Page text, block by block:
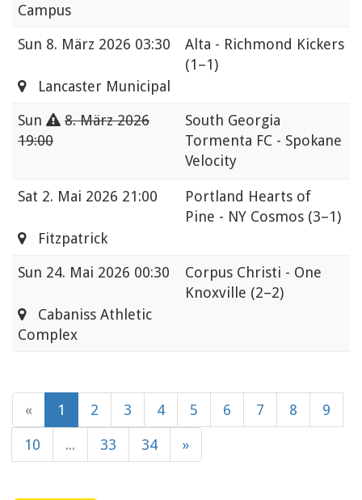
Campus
Sun 8. März 2026 03:30
Alta - Richmond Kickers
(1–1)
Lancaster Municipal
Sun
8. März 2026
19:00
South Georgia
Tormenta FC - Spokane
Velocity
Sat 2. Mai 2026 21:00
Portland Hearts of
Pine - NY Cosmos (3–1)
Fitzpatrick
Sun 24. Mai 2026 00:30
Corpus Christi - One
Knoxville (2–2)
Cabaniss Athletic
Complex
« 1 2 3 4 5 6 7 8 9
10 ... 33 34 »